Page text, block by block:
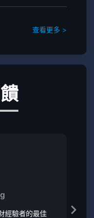
查看更多 >
經驗者的最佳